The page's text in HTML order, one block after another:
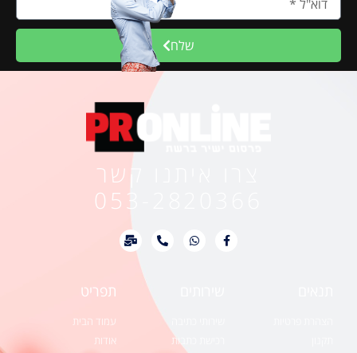
שלח
תפריט
עמוד הבית
אודות
רכישת כתבות
צרו איתנו קשר
053-2820366